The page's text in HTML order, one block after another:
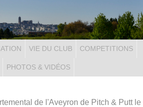
VIE DU CLUB COMPETITIONS
PHOTOS & VIDÉOS
de l'Aveyron de Pitch & Putt le
cookies